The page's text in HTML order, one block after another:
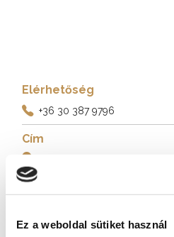
Ez a weboldal sütiket használ
Elérhetőség
+36 30 387 9796
Cím